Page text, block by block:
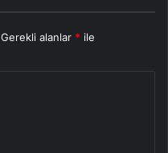
Gerekli alanlar * ile